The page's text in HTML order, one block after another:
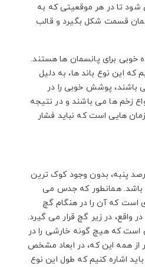
تا در هر موقعیتی که به
قسمت شکل بگیرد و قالب
خوبی برای پانسمان ها هستند.
که این نوع باند ها، به دلیل
باشند، پوشش خوبی را در
زخم ها می باشند و در نتیجه
هایی است که نباید فشار
نوع باند، ضد بو، 100 درصد پنبه، بدون وجود کوک ترین
باشد. همانطور که جدس می
است که آن را در هنگام گچ
واقع، در زیر گچ قرار می گیرد.
است که هیچ گونه خارشی را در
از همه این که، در ابعاد مشخص
اشاره کنیم که طول این نوع